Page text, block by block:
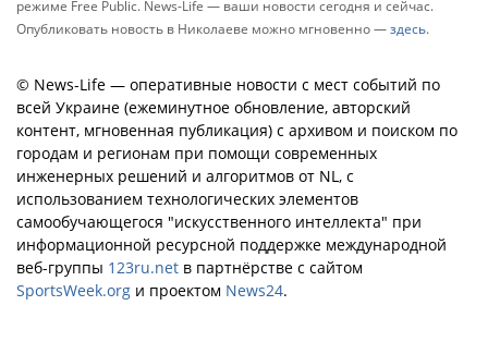
режиме Free Public. News-Life — ваши новости сегодня и сейчас.
Опубликовать новость в Николаеве можно мгновенно —здесь.
© News-Life — оперативные новости с мест событий по
всей Украине (ежеминутное обновление, авторский
контент, мгновенная публикация) с архивом и поиском по
городам и регионам при помощи современных
инженерных решений и алгоритмов от NL, с
использованием технологических элементов
самообучающегося "искусственного интеллекта" при
информационной ресурсной поддержке международной
веб-группы 123ru.net в партнёрстве с сайтом
SportsWeek.org и проектом News24.